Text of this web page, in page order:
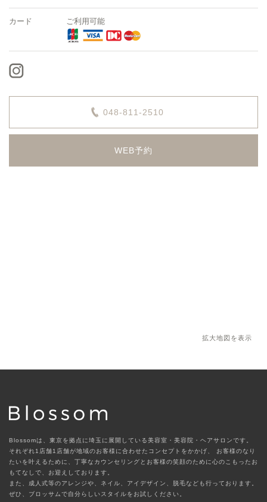
カード ご利用可能
048-811-2510
WEB予約
拡大地図を表示
Blossomは、東京を拠点に埼玉に展開している美容室・美容院・ヘアサロンです。
それぞれ1店舗1店舗が地域のお客様に合わせたコンセプトをかかげ、
お客様のなり
たいを叶えるために、丁寧なカウンセリングとお客様の笑顔のために心のこもったお
もてなしで、お迎えしております。
また、成人式等のアレンジや、ネイル、アイデザイン、脱毛なども行っております。
ぜひ、ブロッサムで自分らしいスタイルをお試しください。